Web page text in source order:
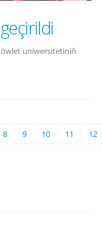
uniwersitetiniň
8 9 10 11 12